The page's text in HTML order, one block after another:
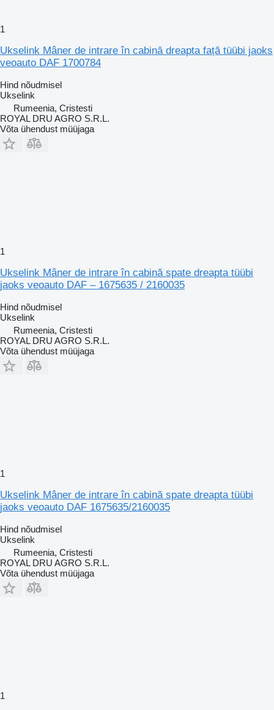
1
Ukselink Mâner de intrare în cabină dreapta față tüübi jaoks
veoauto DAF 1700784
Hind nõudmisel
Ukselink
Rumeenia, Cristesti
ROYAL DRU AGRO S.R.L.
Võta ühendust müüjaga
1
Ukselink Mâner de intrare în cabină spate dreapta tüübi
jaoks veoauto DAF – 1675635 / 2160035
Hind nõudmisel
Ukselink
Rumeenia, Cristesti
ROYAL DRU AGRO S.R.L.
Võta ühendust müüjaga
1
Ukselink Mâner de intrare în cabină spate dreapta tüübi
jaoks veoauto DAF 1675635/2160035
Hind nõudmisel
Ukselink
Rumeenia, Cristesti
ROYAL DRU AGRO S.R.L.
Võta ühendust müüjaga
1